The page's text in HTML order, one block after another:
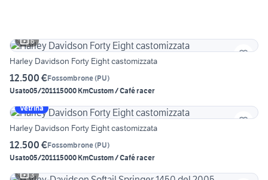
6
Harley Davidson Forty Eight castomizzata
12.500 €Fossombrone(PU)
Usato05/201115000 KmCustom / Café racer
Vetrina
Harley Davidson Forty Eight castomizzata
12.500 €Fossombrone(PU)
Usato05/201115000 KmCustom / Café racer
3